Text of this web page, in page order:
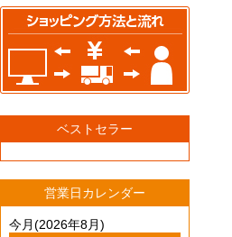
ベストセラー
営業日カレンダー
今月(2026年8月)